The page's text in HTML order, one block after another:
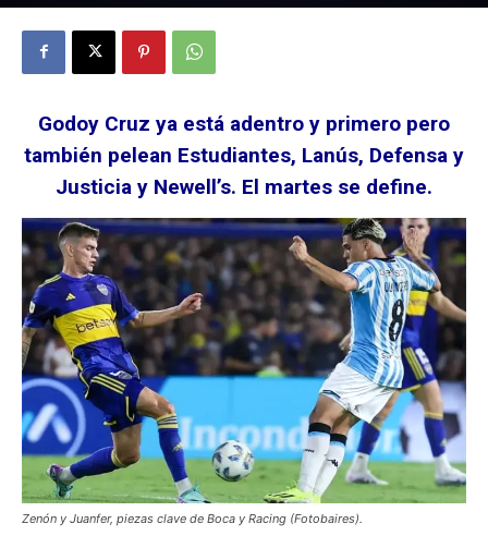
Godoy Cruz ya está adentro y primero pero
también pelean Estudiantes, Lanús, Defensa y
Justicia y Newell’s. El martes se define.
Zenón y Juanfer, piezas clave de Boca y Racing (Fotobaires).